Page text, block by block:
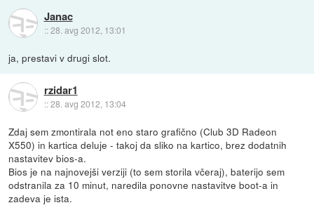
Janac
::28. avg 2012, 13:01
ja, prestavi v drugi slot.
rzidar1
::28. avg 2012, 13:04
Zdaj sem zmontirala not eno staro grafično (Club 3D Radeon
X550) in kartica deluje - takoj da sliko na kartico, brez dodatnih
nastavitev bios-a.
Bios je na najnovejši verziji (to sem storila včeraj), baterijo sem
odstranila za 10 minut, naredila ponovne nastavitve boot-a in
zadeva je ista.